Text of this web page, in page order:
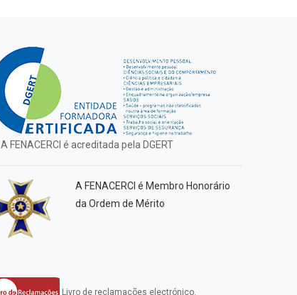
A FENACERCI é acreditada pela DGERT
A FENACERCI é Membro Honorário
da Ordem de Mérito
Livro de reclamações electrónico.